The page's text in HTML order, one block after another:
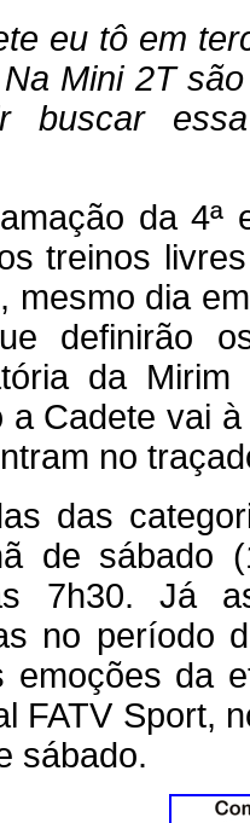
eu tô em
Mini 2T
buscar
da 4ª
treinos
mesmo dia
definirão
da
a Cadete vai
no
das
de sábado
7h30. Já
no período
emoções da
FATV Sport,
sábado.